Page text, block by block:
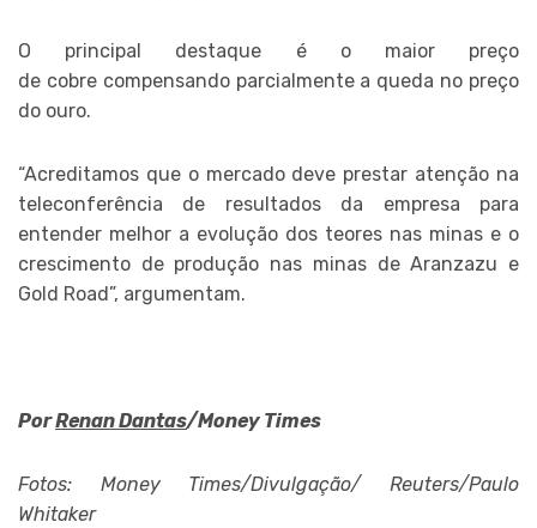
O principal destaque é o maior preço
de cobre compensando parcialmente a queda no preço
do ouro.
“Acreditamos que o mercado deve prestar atenção na
teleconferência de resultados da empresa para
entender melhor a evolução dos teores nas minas e o
crescimento de produção nas minas de Aranzazu e
Gold Road”, argumentam.
PorRenan Dantas/Money Times
Fotos: Money Times/Divulgação/ Reuters/Paulo
Whitaker